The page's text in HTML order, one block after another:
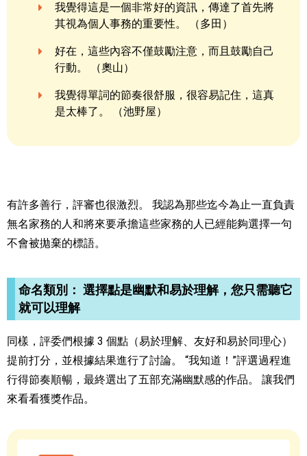
我覺得這是一個非常好的資訊，傳達了首先將
其視為個人事務的重要性。 （多田）
好在，這些內容不僅鼓勵注意，而且鼓勵自己
行動。 （奧山）
我覺得單詞的節奏很舒服，很容易記住，這真
是太棒了。 （池野屋）
有許多善行，評審也很激烈。 我認為那些迄今為止一直負責
無名家務的人和將來要承擔這些家務的人已經能夠選擇一句
不會被拋棄的標語。
命名類別： 選擇點是幽默和易於理解，您只需聽它
就可以理解
同樣，評委們根據 3 個點（易於理解、友好和易於同理心）
提前打分，並根據結果進行了討論。 “我知道！”評選過程進
行得節奏順暢，最終選出了五部充滿幽默感的作品。 讓我們
來看看獲獎作品。